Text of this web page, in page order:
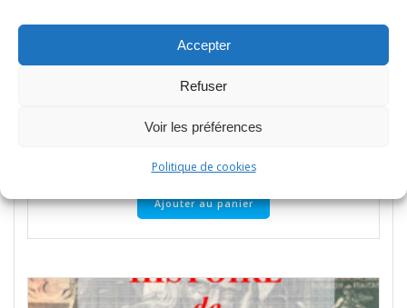
Accepter
Refuser
Voir les préférences
Politique de cookies
20,00€
Campénéac,Histoire
Ajouter au panier